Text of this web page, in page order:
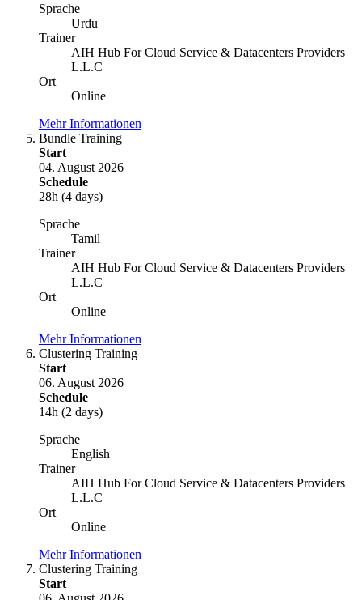
Sprache
Urdu
Trainer
AIH Hub For Cloud Service & Datacenters Providers
L.L.C
Ort
Online
Mehr Informationen
Bundle Training
Start
04. August 2026
Schedule
28h (4 days)
Sprache
Tamil
Trainer
AIH Hub For Cloud Service & Datacenters Providers
L.L.C
Ort
Online
Mehr Informationen
Clustering Training
Start
06. August 2026
Schedule
14h (2 days)
Sprache
English
Trainer
AIH Hub For Cloud Service & Datacenters Providers
L.L.C
Ort
Online
Mehr Informationen
Clustering Training
Start